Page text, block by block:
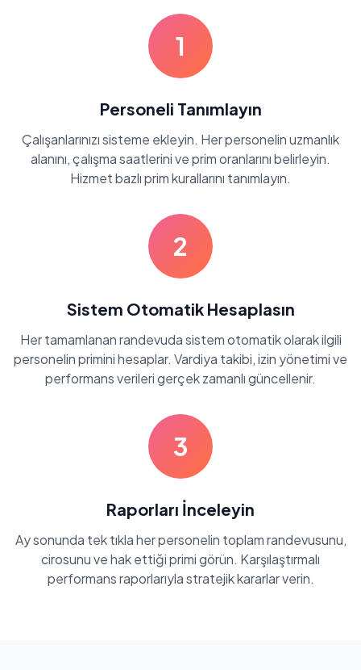
1
Personeli Tanımlayın
Çalışanlarınızı sisteme ekleyin. Her personelin uzmanlık
alanını, çalışma saatlerini ve prim oranlarını belirleyin.
Hizmet bazlı prim kurallarını tanımlayın.
2
Sistem Otomatik Hesaplasın
Her tamamlanan randevuda sistem otomatik olarak ilgili
personelin primini hesaplar. Vardiya takibi, izin yönetimi ve
performans verileri gerçek zamanlı güncellenir.
3
Raporları İnceleyin
Ay sonunda tek tıkla her personelin toplam randevusunu,
cirosunu ve hak ettiği primi görün. Karşılaştırmalı
performans raporlarıyla stratejik kararlar verin.